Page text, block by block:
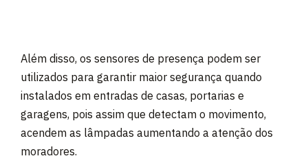
Além disso, os sensores de presença podem ser
utilizados para garantir maior segurança quando
instalados em entradas de casas, portarias e
garagens, pois assim que detectam o movimento,
acendem as lâmpadas aumentando a atenção dos
moradores.